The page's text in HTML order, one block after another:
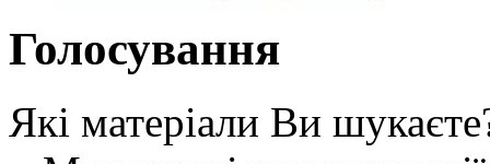
Голосування
Які матеріали Ви